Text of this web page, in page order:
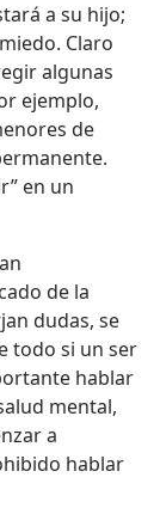
a su hijo;
Claro
algunas
ejemplo,
de
en un
de la
dudas, se
todo si un ser
hablar
mental,
a
hablar